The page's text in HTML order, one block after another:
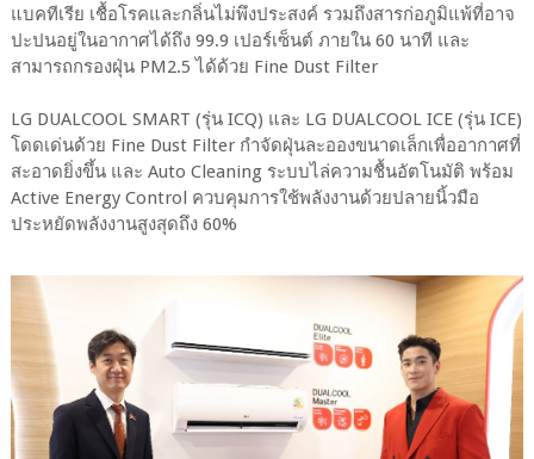
แบคทีเรีย เชื้อโรคและกลิ่นไม่พึงประสงค์ รวมถึงสารก่อภูมิแพ้ที่อาจ
ปะปนอยู่ในอากาศได้ถึง 99.9 เปอร์เซ็นต์ ภายใน 60 นาที และ
สามารถกรองฝุ่น PM2.5 ได้ด้วย Fine Dust Filter
LG DUALCOOL SMART (รุ่น ICQ) และ LG DUALCOOL ICE (รุ่น ICE)
โดดเด่นด้วย Fine Dust Filter กำจัดฝุ่นละอองขนาดเล็กเพื่ออากาศที่
สะอาดยิ่งขึ้น และ Auto Cleaning ระบบไล่ความชื้นอัตโนมัติ พร้อม
Active Energy Control ควบคุมการใช้พลังงานด้วยปลายนิ้วมือ
ประหยัดพลังงานสูงสุดถึง 60%